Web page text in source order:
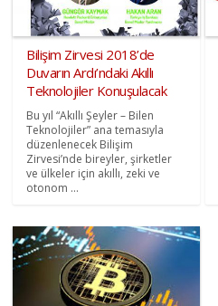
Bilişim Zirvesi 2018’de
Duvarın Ardı’ndaki Akıllı
Teknolojiler Konuşulacak
Bu yıl “Akıllı Şeyler – Bilen
Teknolojiler” ana temasıyla
düzenlenecek Bilişim
Zirvesi’nde bireyler, şirketler
ve ülkeler için akıllı, zeki ve
otonom ...